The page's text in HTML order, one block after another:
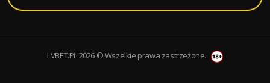
LVBET.PL 2026 © Wszelkie prawa zastrzeżone.